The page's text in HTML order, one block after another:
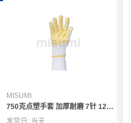
MISUMI
750克点塑手套 加厚耐磨 7针 12副/袋
发货日: 当天